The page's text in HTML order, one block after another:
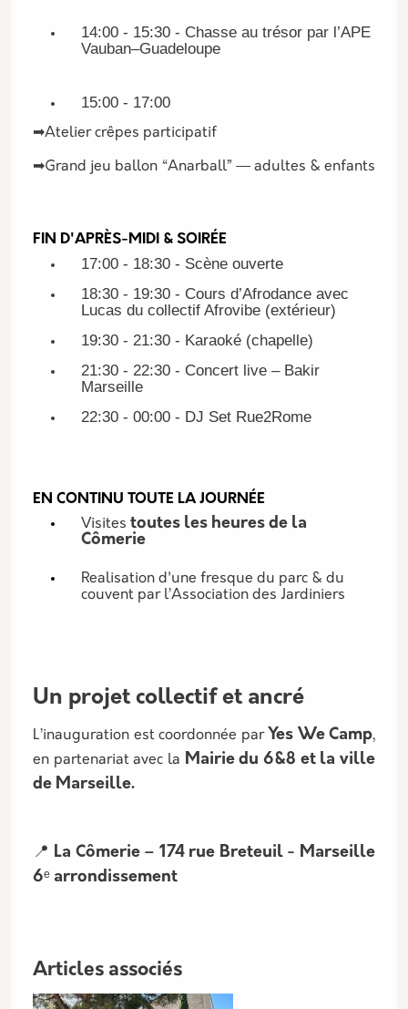
14:00 - 15:30 - Chasse au trésor par l’APE
Vauban–Guadeloupe
15:00 - 17:00
➡︎Atelier crêpes participatif
➡︎Grand jeu ballon “Anarball” — adultes & enfants
FIN D'APRÈS-MIDI & SOIRÉE
17:00 - 18:30 - Scène ouverte
18:30 - 19:30 - Cours d’Afrodance avec
Lucas du collectif Afrovibe (extérieur)
19:30 - 21:30 - Karaoké (chapelle)
21:30 - 22:30 - Concert live – Bakir
Marseille
22:30 - 00:00 - DJ Set Rue2Rome
EN CONTINU TOUTE LA JOURNÉE
Visites toutes les heures de la
Cômerie
Realisation d'une fresque du parc & du
couvent par l’Association des Jardiniers
Un projet collectif et ancré
L’inauguration est coordonnée par Yes We Camp,
en partenariat avec la Mairie du 6&8 et la ville
de Marseille.
📍 La Cômerie – 174 rue Breteuil - Marseille
6ᵉ arrondissement
Articles associés